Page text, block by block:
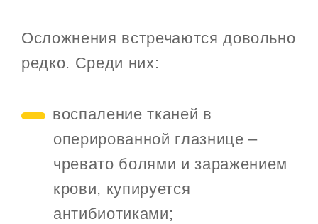
Осложнения встречаются довольно
редко. Среди них:
воспаление тканей в
оперированной глазнице –
чревато болями и заражением
крови, купируется
антибиотиками;